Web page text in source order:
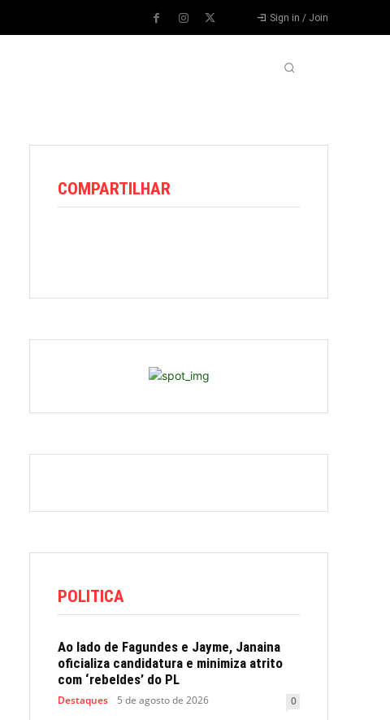
Sign in / Join
COMPARTILHAR
POLITICA
Ao lado de Fagundes e Jayme, Janaina
oficializa candidatura e minimiza atrito
com ‘rebeldes’ do PL
Destaques 5 de agosto de 2026 0